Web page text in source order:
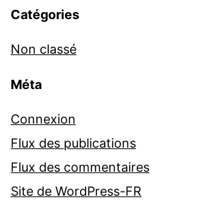
Catégories
Non classé
Méta
Connexion
Flux des publications
Flux des commentaires
Site de WordPress-FR